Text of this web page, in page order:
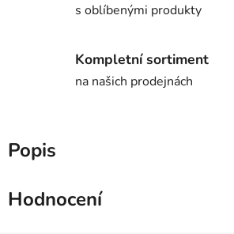
s oblíbenými produkty
Kompletní sortiment
na našich prodejnách
Popis
Hodnocení